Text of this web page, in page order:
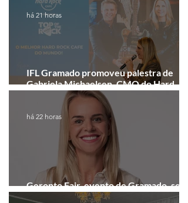
IFL Gramado promoveu palestra de
Gabriela Michaelsen, CMO do Hard
Rock Cafe Gramado
há 21 horas
Geronto Fair, evento de Gramado, será
realizada em formato digital
há 22 horas